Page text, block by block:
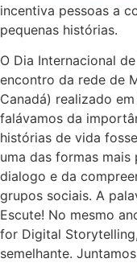
incentiva pessoas a
pequenas histórias.
O Dia Internacional
encontro da rede de
Canadá) realizado
falávamos da
histórias de vida
uma das formas
dialogo e da
grupos sociais. A
Escute! No mesmo
for Digital
semelhante.